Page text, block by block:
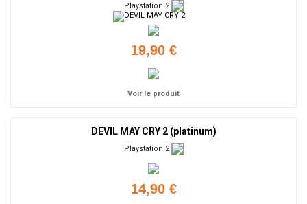
Playstation 2
19,90 €
Voir le produit
DEVIL MAY CRY 2 (platinum)
Playstation 2
14,90 €